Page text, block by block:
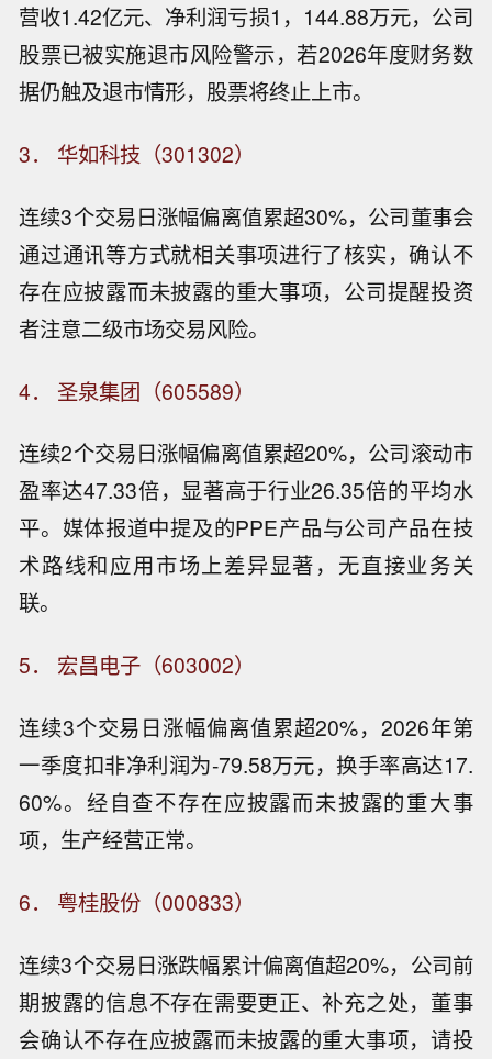
营收1.42亿元、净利润亏损1，144.88万元，公司
股票已被实施退市风险警示，若2026年度财务数
据仍触及退市情形，股票将终止上市。
3． 华如科技（301302）
连续3个交易日涨幅偏离值累超30%，公司董事会
通过通讯等方式就相关事项进行了核实，确认不
存在应披露而未披露的重大事项，公司提醒投资
者注意二级市场交易风险。
4． 圣泉集团（605589）
连续2个交易日涨幅偏离值累超20%，公司滚动市
盈率达47.33倍，显著高于行业26.35倍的平均水
平。媒体报道中提及的PPE产品与公司产品在技
术路线和应用市场上差异显著，无直接业务关
联。
5． 宏昌电子（603002）
连续3个交易日涨幅偏离值累超20%，2026年第
一季度扣非净利润为-79.58万元，换手率高达17.
60%。经自查不存在应披露而未披露的重大事
项，生产经营正常。
6． 粤桂股份（000833）
连续3个交易日涨跌幅累计偏离值超20%，公司前
期披露的信息不存在需要更正、补充之处，董事
会确认不存在应披露而未披露的重大事项，请投